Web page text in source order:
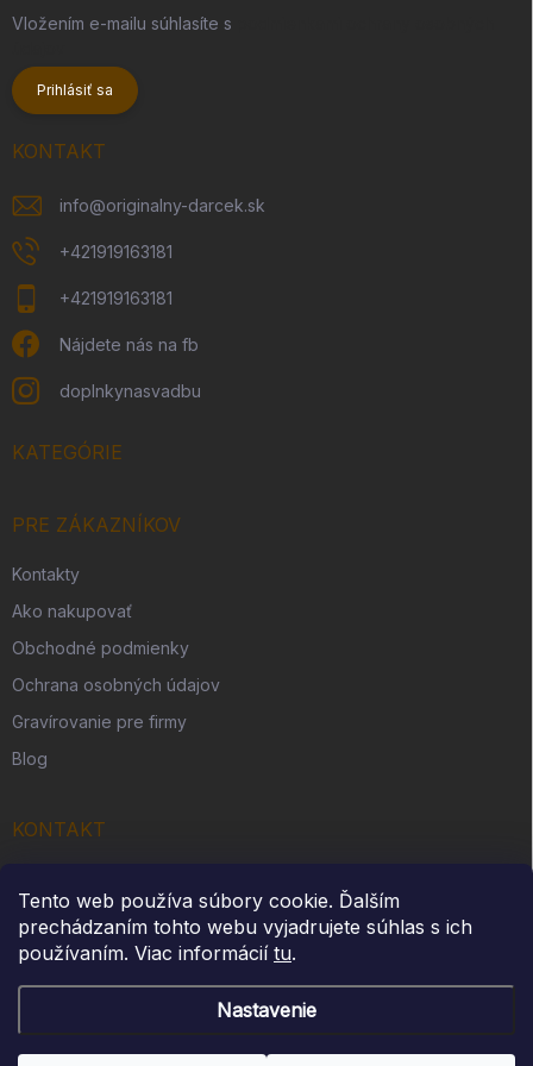
Tento web používa súbory cookie. Ďalším
prechádzaním tohto webu vyjadrujete súhlas s ich
používaním. Viac informácií tu.
Nastavenie
Vložením e-mailu súhlasíte s
Prihlásiť sa
KONTAKT
info@originalny-darcek.sk
+421919163181
+421919163181
Nájdete nás na fb
doplnkynasvadbu
KATEGÓRIE
PRE ZÁKAZNÍKOV
Kontakty
Ako nakupovať
Obchodné podmienky
Ochrana osobných údajov
Gravírovanie pre firmy
Blog
KONTAKT
Slovenská Ves 262
IČO: 54312914
Copyright 2026Originálny darček. Všetky práva vyhradené.Upraviť